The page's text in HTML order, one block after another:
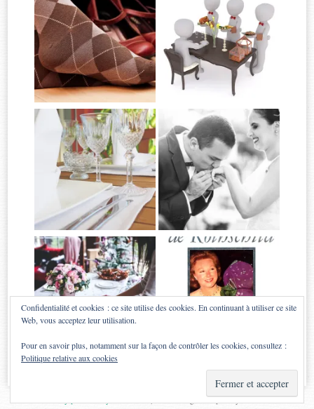
Theme: Sugar & Spice byWebTuts.
Confidentialité et cookies : ce site utilise des cookies. En continuant à utiliser ce site
Web, vous acceptez leur utilisation.
Pour en savoir plus, notamment sur la façon de contrôler les cookies, consultez :
Politique relative aux cookies